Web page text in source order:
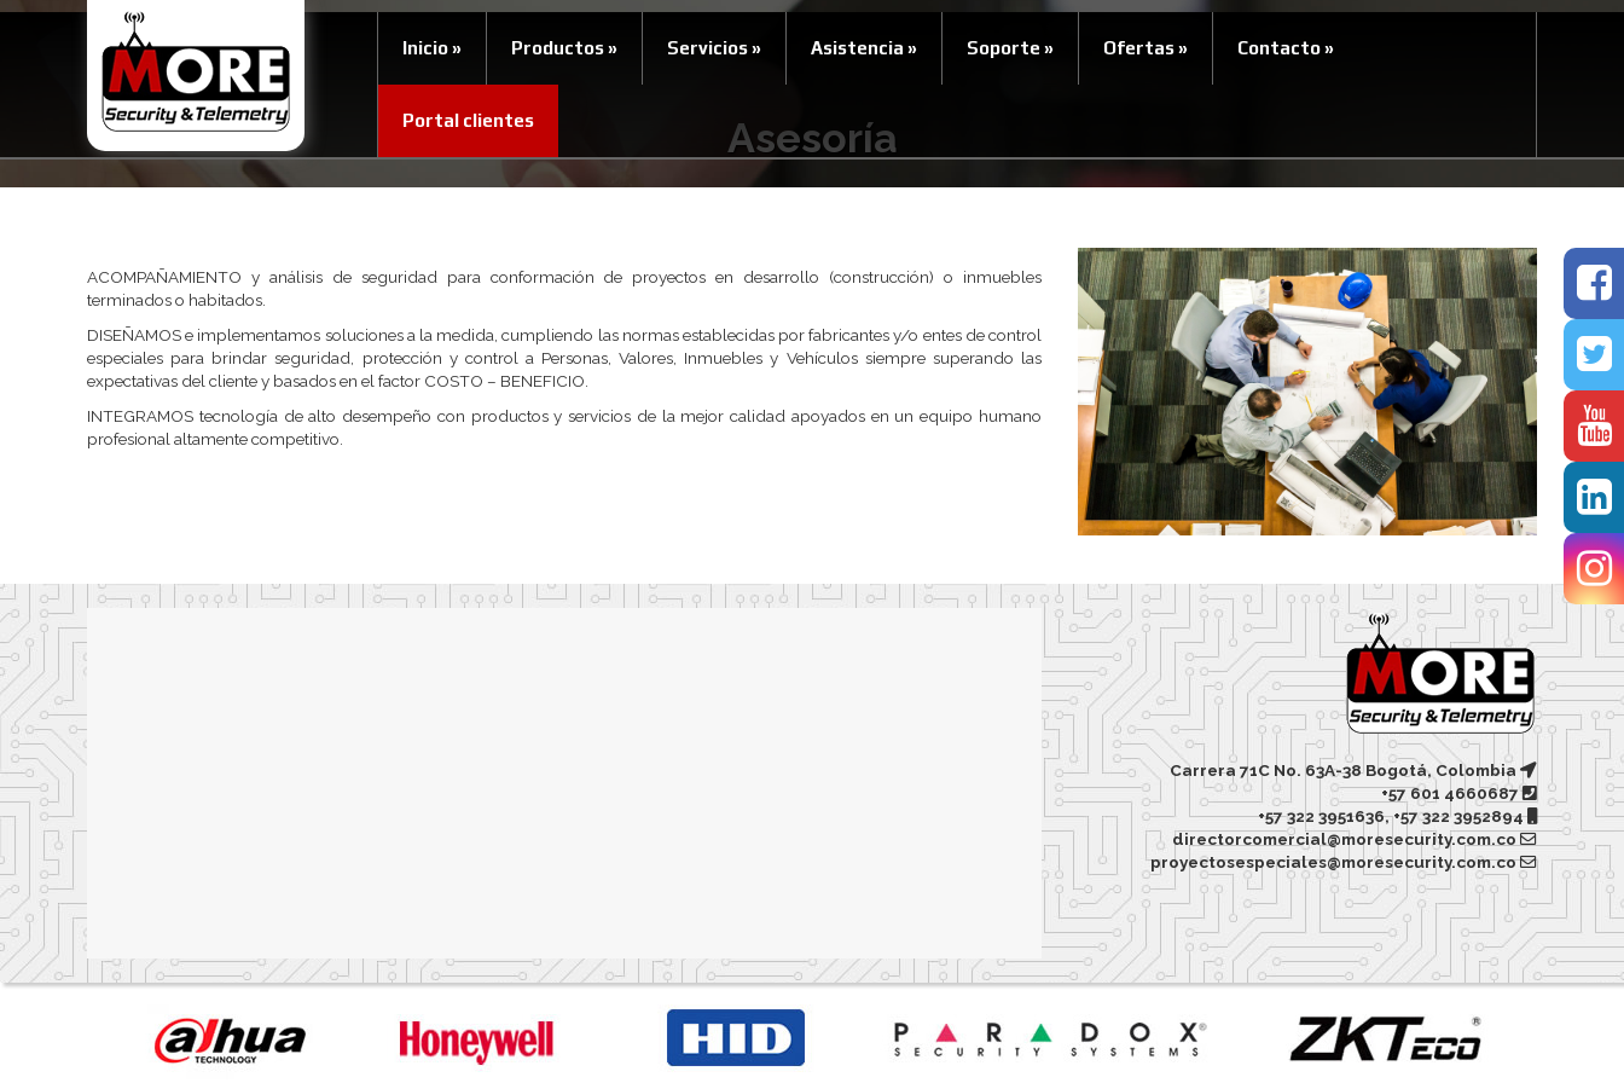
Inicio» Productos» Servicios» Asistencia » Soporte » Ofertas» Contacto»
Portal clientes Asesoría
ACOMPAÑAMIENTO y análisis de seguridad para conformación de proyectos en desarrollo (construcción) o inmuebles
terminados o habitados.
DISEÑAMOS e implementamos soluciones a la medida, cumpliendo las normas establecidas por fabricantes y/o entes de control
especiales para brindar seguridad, protección y control a Personas, Valores, Inmuebles y Vehículos siempre superando las
expectativas del cliente y basados en el factor COSTO – BENEFICIO.
INTEGRAMOS tecnología de alto desempeño con productos y servicios de la mejor calidad apoyados en un equipo humano
profesional altamente competitivo.
Carrera 71C No. 63A-38 Bogotá, Colombia
+57 601 4660687
+57 322 3951636, +57 322 3952894
directorcomercial@moresecurity.com.co
proyectosespeciales@moresecurity.com.co